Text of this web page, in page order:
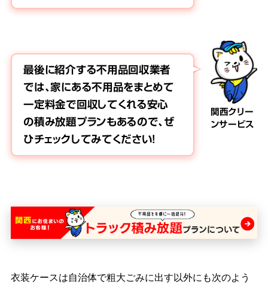
関西クリー
ンサービス
最後に紹介する不用品回収業者
では、家にある不用品をまとめて
一定料金で回収してくれる安心
の積み放題プランもあるので、ぜ
ひチェックしてみてください！
衣装ケースは自治体で粗大ごみに出す以外にも次のよう